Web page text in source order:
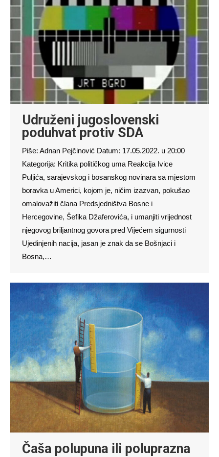
Udruženi jugoslovenski
poduhvat protiv SDA
Piše: Adnan Pejčinović Datum: 17.05.2022. u 20:00
Kategorija: Kritika političkog uma Reakcija Ivice
Puljića, sarajevskog i bosanskog novinara sa mjestom
boravka u Americi, kojom je, ničim izazvan, pokušao
omalovažiti člana Predsjedništva Bosne i
Hercegovine, Šefika Džaferovića, i umanjiti vrijednost
njegovog briljantnog govora pred Vijećem sigurnosti
Ujedinjenih nacija, jasan je znak da se Bošnjaci i
Bosna,…
Čaša polupuna ili poluprazna